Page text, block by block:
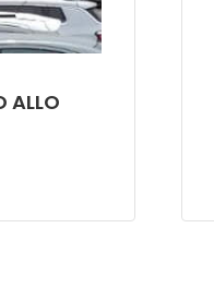
ALLO